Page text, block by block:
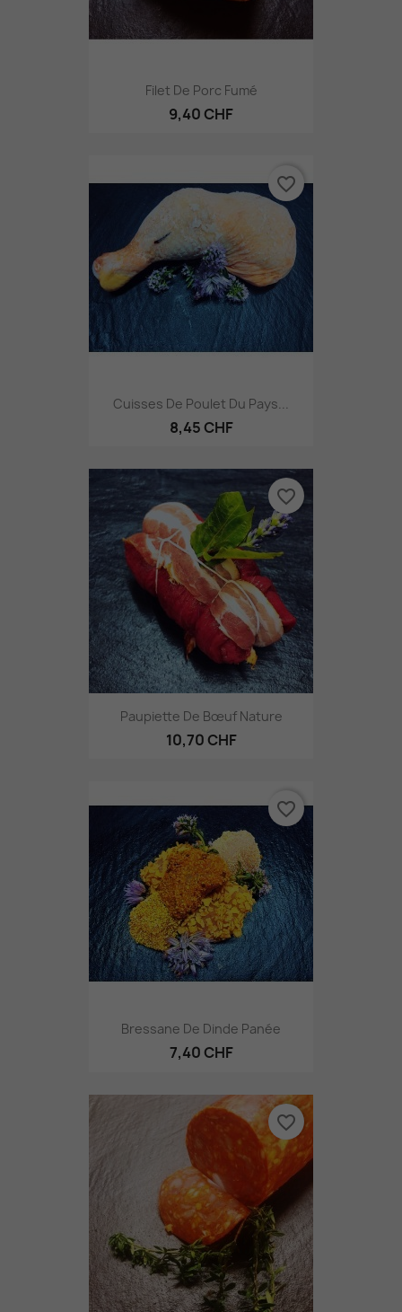
Filet De Porc Fumé
9,40 CHF
Cuisses De Poulet Du Pays...
8,45 CHF
favorite_border
Paupiette De Bœuf Nature
10,70 CHF
favorite_border
Bressane De Dinde Panée
7,40 CHF
favorite_border
favorite_border